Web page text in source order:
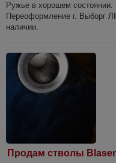
Ружье в хорошем
Переоформление г. Выборг
наличии.
Продам стволы Blaser